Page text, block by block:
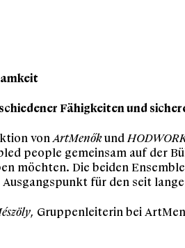
Fähigkeiten und
vonArtMenőkund
people gemeinsam auf der
möchten. Die beiden
für den seit
, Gruppenleiterin bei